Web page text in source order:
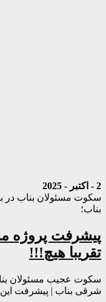
2 - اکتبر - 2025
سکوت مسئولان بناب در
بناب؛
پیشرفت پروژه
تقریبا هیچ!!!
سکوت عجیب مسئولان
شرقی بناب | پیشرفت این